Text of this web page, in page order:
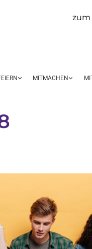
zum
MITMACHEN